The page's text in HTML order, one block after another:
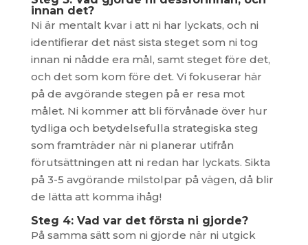
innan det?
Ni är mentalt kvar i att ni har lyckats, och ni
identifierar det näst sista steget som ni tog
innan ni nådde era mål, samt steget före det,
och det som kom före det. Vi fokuserar här
på de avgörande stegen på er resa mot
målet. Ni kommer att bli förvånade över hur
tydliga och betydelsefulla strategiska steg
som framträder när ni planerar utifrån
förutsättningen att ni redan har lyckats. Sikta
på 3-5 avgörande milstolpar på vägen, då blir
de lätta att komma ihåg!
Steg 4: Vad var det första ni gjorde?
På samma sätt som ni gjorde när ni utgick